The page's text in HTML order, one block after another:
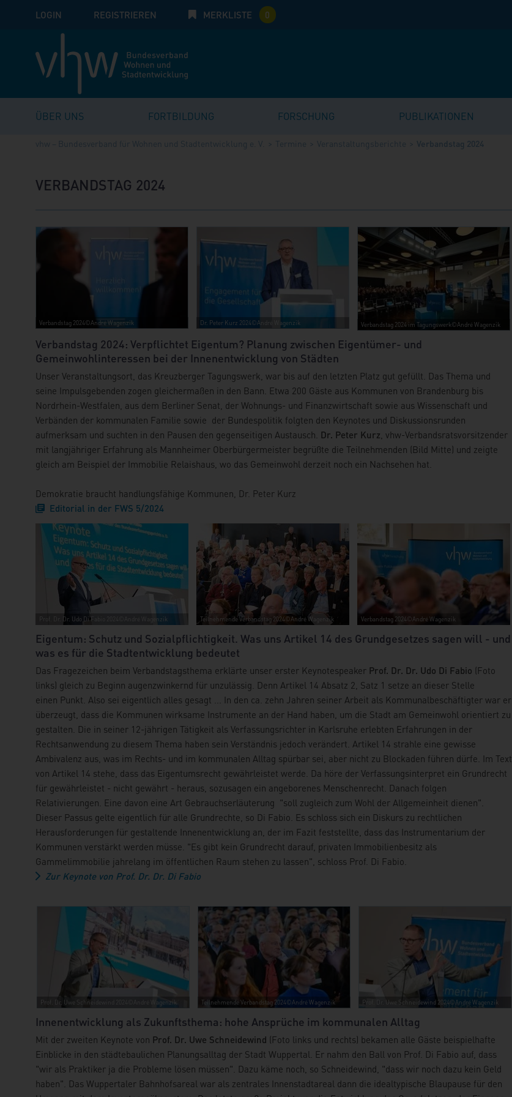
LOGIN E-Mail Passwort:
REGISTRIEREN MERKLISTE 0
ÜBER UNS FORTBILDUNG FORSCHUNG PUBLIKATIONEN
vhw – Bundesverband für Wohnen und Stadtentwicklung e. V. Termine Veranstaltungsberichte Verbandstag 2024
VERBANDSTAG 2024
Verbandstag 2024©André Wagenzik Dr. Peter Kurz 2024©André Wagenzik Verbandstag 2024 im Tagungswerk©André Wagenzik
Verbandstag 2024: Verpflichtet Eigentum? Planung zwischen Eigentümer- und
Gemeinwohlinteressen bei der Innenentwicklung von Städten
Unser Veranstaltungsort, das Kreuzberger Tagungswerk, war bis auf den letzten Platz gut gefüllt. Das Thema und
seine Impulsgebenden zogen gleichermaßen in den Bann. Etwa 200 Gäste aus Kommunen von Brandenburg bis
Nordrhein-Westfalen, aus dem Berliner Senat, der Wohnungs- und Finanzwirtschaft sowie aus Wissenschaft und
Verbänden der kommunalen Familie sowie der Bundespolitik folgten den Keynotes und Diskussionsrunden
aufmerksam und suchten in den Pausen den gegenseitigen Austausch. Dr. Peter Kurz, vhw-Verbandsratsvorsitzender
mit langjähriger Erfahrung als Mannheimer Oberbürgermeister begrüßte die Teilnehmenden (Bild Mitte) und zeigte
gleich am Beispiel der Immobilie Relaishaus, wo das Gemeinwohl derzeit noch ein Nachsehen hat.
Demokratie braucht handlungsfähige Kommunen, Dr. Peter Kurz
Editorial in der FWS 5/2024
Prof. Dr. Dr. Udo Di Fabio 2024©André Wagenzik Teilnehmende Verbandstag 2024©André Wagenzik Verbandstag 2024©André Wagenzik
Eigentum: Schutz und Sozialpflichtigkeit. Was uns Artikel 14 des Grundgesetzes sagen will - und
was es für die Stadtentwicklung bedeutet
Das Fragezeichen beim Verbandstagsthema erklärte unser erster Keynotespeaker Prof. Dr. Dr. Udo Di Fabio (Foto
links) gleich zu Beginn augenzwinkernd für unzulässig. Denn Artikel 14 Absatz 2, Satz 1 setze an dieser Stelle
einen Punkt. Also sei eigentlich alles gesagt ... In den ca. zehn Jahren seiner Arbeit als Kommunalbeschäftigter war er
überzeugt, dass die Kommunen wirksame Instrumente an der Hand haben, um die Stadt am Gemeinwohl orientiert zu
gestalten. Die in seiner 12-jährigen Tätigkeit als Verfassungsrichter in Karlsruhe erlebten Erfahrungen in der
Rechtsanwendung zu diesem Thema haben sein Verständnis jedoch verändert. Artikel 14 strahle eine gewisse
Ambivalenz aus, was im Rechts- und im kommunalen Alltag spürbar sei, aber nicht zu Blockaden führen dürfe. Im Text
von Artikel 14 stehe, dass das Eigentumsrecht gewährleistet werde. Da höre der Verfassungsinterpret ein Grundrecht
für gewährleistet - nicht gewährt - heraus, sozusagen ein angeborenes Menschenrecht. Danach folgen
Relativierungen. Eine davon eine Art Gebrauchserläuterung "soll zugleich zum Wohl der Allgemeinheit dienen".
Dieser Passus gelte eigentlich für alle Grundrechte, so Di Fabio. Es schloss sich ein Diskurs zu rechtlichen
Herausforderungen für gestaltende Innenentwicklung an, der im Fazit feststellte, dass das Instrumentarium der
Kommunen verstärkt werden müsse. "Es gibt kein Grundrecht darauf, privaten Immobilienbesitz als
Gammelimmobilie jahrelang im öffentlichen Raum stehen zu lassen", schloss Prof. Di Fabio.
Zur Keynote von Prof. Dr. Dr. Di Fabio
Prof. Dr. Uwe Schneidewind 2024©André Wagenzik Teilnehmende Verbandstag 2024©André Wagenzik Prof. Dr. Uwe Schneidewind 2024©André Wagenzik
Innenentwicklung als Zukunftsthema: hohe Ansprüche im kommunalen Alltag
Mit der zweiten Keynote von Prof. Dr. Uwe Schneidewind (Foto links und rechts) bekamen alle Gäste beispielhafte
Einblicke in den städtebaulichen Planungsalltag der Stadt Wuppertal. Er nahm den Ball von Prof. Di Fabio auf, dass
"wir als Praktiker ja die Probleme lösen müssen". Dazu käme noch, so Schneidewind, "dass wir noch dazu kein Geld
haben". Das Wuppertaler Bahnhofsareal war als zentrales Innenstadtareal dann die idealtypische Blaupause für den